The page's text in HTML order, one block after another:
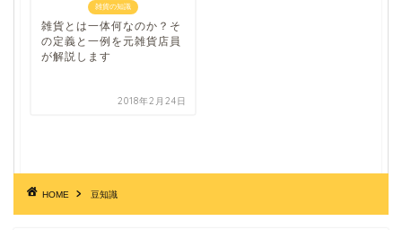
雑貨の知識
雑貨とは一体何なのか？そ
の定義と一例を元雑貨店員
が解説します
2018年2月24日
HOME 豆知識